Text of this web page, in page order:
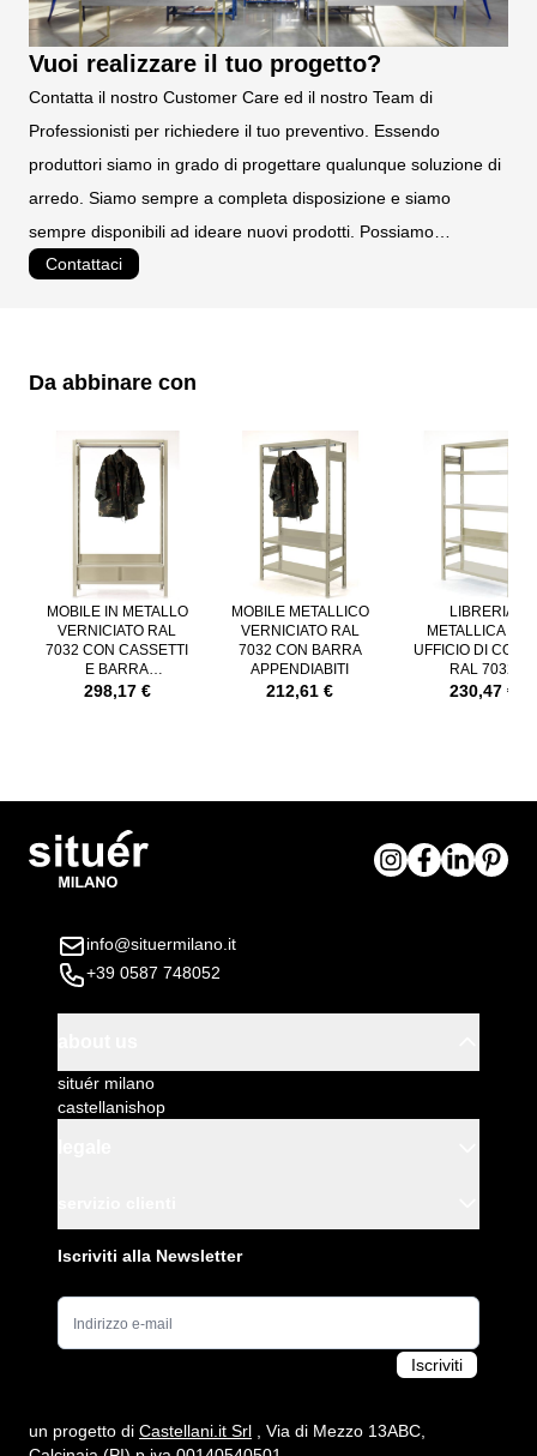
Vuoi realizzare il tuo progetto?
Contatta il nostro Customer Care ed il nostro Team di
Professionisti per richiedere il tuo preventivo. Essendo
produttori siamo in grado di progettare qualunque soluzione di
arredo. Siamo sempre a completa disposizione e siamo
sempre disponibili ad ideare nuovi prodotti. Possiamo
Contattaci
Da abbinare con
È possibile navigare tra gli elementi del carosello utilizzando il
Premere per saltare il carosello
MOBILE IN METALLO
VERNICIATO RAL
7032 CON CASSETTI
E BARRA
APPENDIABITI
298,17 €
MOBILE METALLICO
VERNICIATO RAL
7032 CON BARRA
APPENDIABITI
212,61 €
LIBRERIA
METALLICA
UFFICIO DI
RAL 7032
230,47 €
info@situermilano.it
+39 0587 748052
situér milano
castellanishop
Iscriviti alla Newsletter
Indirizzo e-mail
Iscriviti
un progetto di Castellani.it Srl , Via di Mezzo 13ABC,